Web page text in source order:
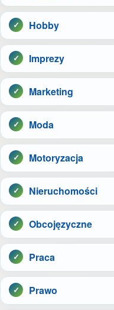
Hobby
Imprezy
Marketing
Moda
Motoryzacja
Nieruchomości
Obcojęzyczne
Praca
Prawo